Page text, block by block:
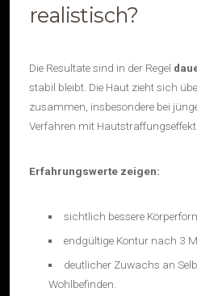
realistisch?
Die Resultate sind in der Regel
stabil bleibt. Die Haut zieht sich
zusammen, insbesondere bei
Verfahren mit Hautstraffungseffekt
Erfahrungswerte zeigen:
sichtlich bessere
endgültige Kontur nach 3
deutlicher Zuwachs an
Wohlbefinden.